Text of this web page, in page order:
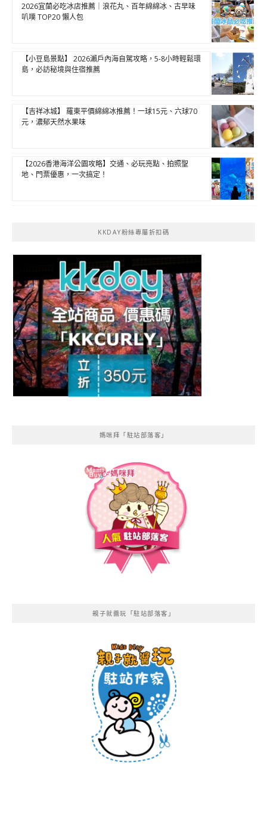
2026宜蘭必吃冰店推薦｜浪花丸、百年綿綿冰、古早味
叭噗 TOP20 懶人包
【小豆島景點】 2026瀨戶內海自駕攻略，5-8小時輕鬆環
島，必訪秘境與住宿推薦
【吉祥冰城】 羅東平價綿綿冰推薦！一球15元、六球70
元，濃郁天然水果味
【2026香港海洋公園攻略】交通、必玩亮點、拍照聖
地、門票優惠，一次搞定！
KKDAY粉絲專屬折扣碼
媽咪拜「駐站部落客」
親子就醬玩「駐站部落客」